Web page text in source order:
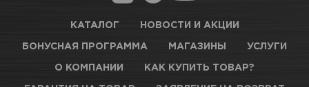
КАТАЛОГ НОВОСТИ И АКЦИИ
БОНУСНАЯ ПРОГРАММА МАГАЗИНЫ УСЛУГИ
О КОМПАНИИ КАК КУПИТЬ ТОВАР?